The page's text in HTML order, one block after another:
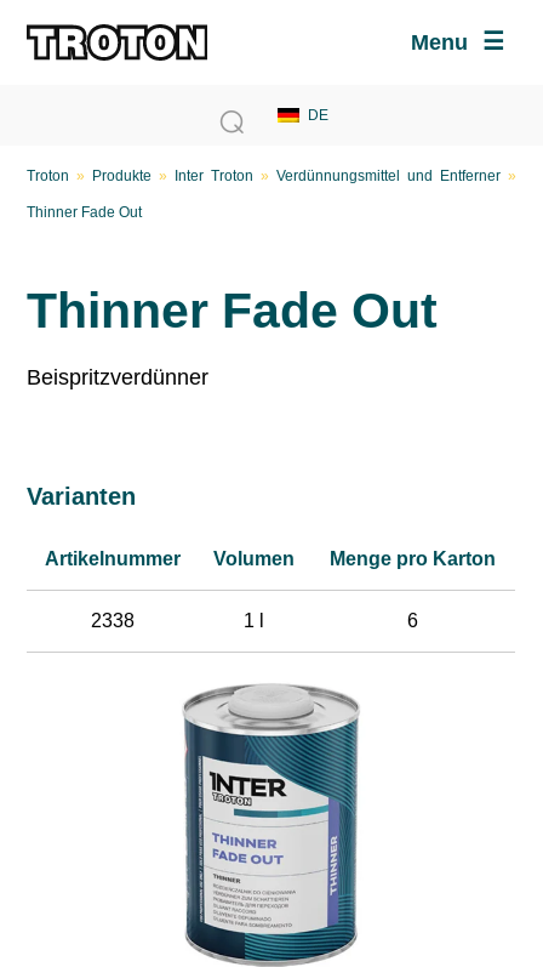
Menu
Troton » Produkte » Inter Troton » Verdünnungsmittel und Entferner»
Thinner Fade Out
Thinner Fade Out
Beispritzverdünner
Varianten
Artikelnummer Volumen Menge pro Karton
2338 1 l 6